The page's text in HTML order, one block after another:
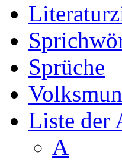
Sprüche
Liste der
A